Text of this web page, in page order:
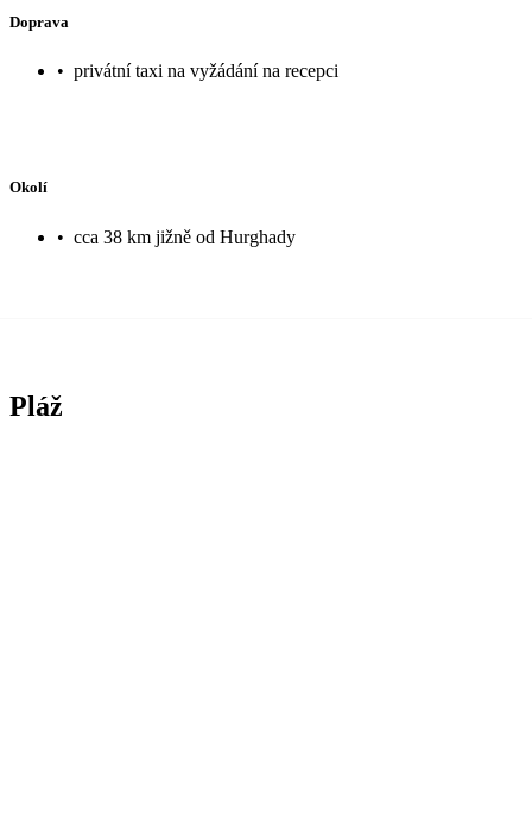
Doprava
• privátní taxi na vyžádání na recepci
Okolí
• cca 38 km jižně od Hurghady
Pláž